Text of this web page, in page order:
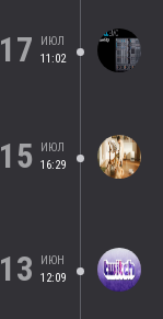
17
ИЮЛ
11:02
15
ИЮЛ
16:29
13
ИЮН
12:09